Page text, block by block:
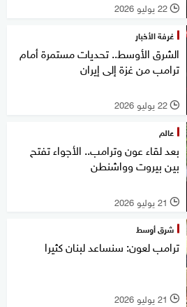
l 22 يوليو 2026
غرفة الأخبار
الشرق الأوسط.. تحديات مستمرة أمام
ترامب من غزة إلى إيران
l 22 يوليو 2026
عالم
بعد لقاء عون وترامب.. الأجواء تفتح
بين بيروت وواشنطن
l 21 يوليو 2026
شرق أوسط
ترامب لعون: سنساعد لبنان كثيرا
l 21 يوليو 2026